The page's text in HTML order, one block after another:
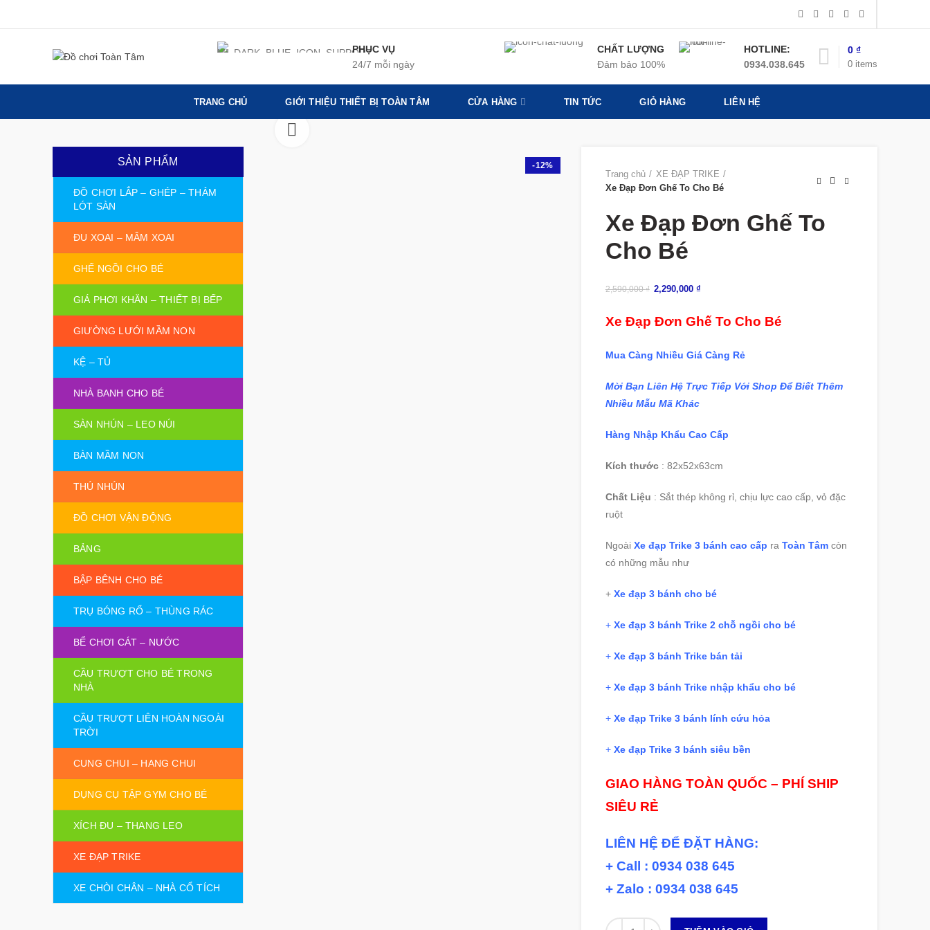
PHỤC VỤ
24/7 mỗi ngày
CHẤT LƯỢNG
Đảm bảo 100%
HOTLINE:
0934.038.645
0 items
0 ₫
TRANG CHỦ GIỚI THIỆU THIẾT BỊ TOÀN TÂM CỬA HÀNG TIN TỨC GIỎ HÀNG LIÊN HỆ
-12%
Trang chủ
XE ĐẠP TRIKE
Xe Đạp Đơn Ghế To Cho Bé
Xe Đạp Đơn Ghế To
Cho Bé
2,590,000₫ 2,290,000 ₫
Xe Đạp Đơn Ghế To Cho Bé
Mua Càng Nhiều Giá Càng Rẻ
Mời Bạn Liên Hệ Trực Tiếp Với Shop Để Biết Thêm
Nhiều Mẫu Mã Khác
Hàng Nhập Khẩu Cao Cấp
Kích thước: 82x52x63cm
Chất Liệu : Sắt thép không rỉ, chịu lực cao cấp, vỏ đặc
ruột
Ngoài Xe đạp Trike 3 bánh cao cấp ra Toàn Tâmcòn
có những mẫu như
+ Xe đạp 3 bánh cho bé
+ Xe đạp 3 bánh Trike 2 chỗ ngồi cho bé
+ Xe đạp 3 bánh Trike bán tải
+ Xe đạp 3 bánh Trike nhập khẩu cho bé
+ Xe đạp Trike 3 bánh lính cứu hỏa
+ Xe đạp Trike 3 bánh siêu bền
GIAO HÀNG TOÀN QUỐC – PHÍ SHIP
SIÊU RẺ
LIÊN HỆ ĐỂ ĐẶT HÀNG:
+ Call : 0934 038 645
+ Zalo : 0934 038 645
Số lượng
SẢN PHẨM
ĐỒ CHƠI LẮP – GHÉP – THẢM
LÓT SÀN
ĐU XOAI – MÂM XOAI
GHẾ NGỒI CHO BÉ
GIÁ PHƠI KHĂN – THIẾT BỊ BẾP
GIƯỜNG LƯỚI MẦM NON
KỆ – TỦ
NHÀ BANH CHO BÉ
SÀN NHÚN – LEO NÚI
BÀN MẦM NON
THÚ NHÚN
ĐỒ CHƠI VẬN ĐỘNG
BẢNG
BẬP BÊNH CHO BÉ
TRỤ BÓNG RỔ – THÙNG RÁC
BỂ CHƠI CÁT – NƯỚC
CẦU TRƯỢT CHO BÉ TRONG
NHÀ
CẦU TRƯỢT LIÊN HOÀN NGOÀI
TRỜI
CUNG CHUI – HANG CHUI
DỤNG CỤ TẬP GYM CHO BÉ
XÍCH ĐU – THANG LEO
XE ĐẠP TRIKE
XE CHÒI CHÂN – NHÀ CỔ TÍCH